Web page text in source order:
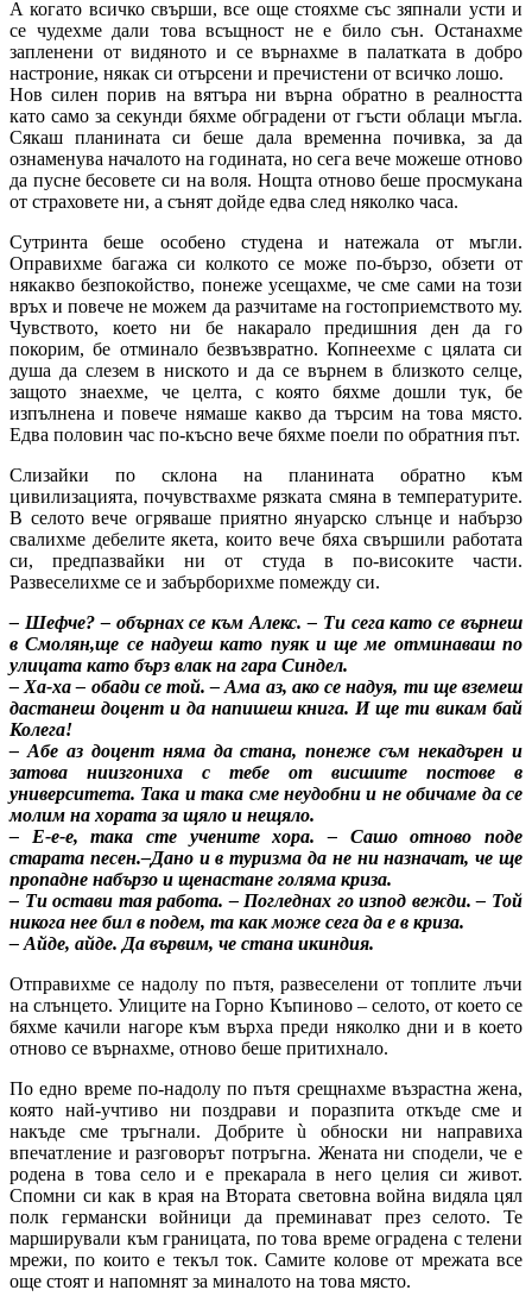
А когато всичко свърши, все още стояхме със зяпнали усти и
се чудехме дали това всъщност не е било сън. Останахме
запленени от видяното и се върнахме в палатката в добро
настроние, някак си отърсени и пречистени от всичко лошо.
Нов силен порив на вятъра ни върна обратно в реалността
като само за секунди бяхме обградени от гъсти облаци мъгла.
Сякаш планината си беше дала временна почивка, за да
ознаменува началото на годината, но сега вече можеше отново
да пусне бесовете си на воля. Нощта отново беше просмукана
от страховете ни, а сънят дойде едва след няколко часа.
Сутринта беше особено студена и натежала от мъгли.
Оправихме багажа си колкото се може по-бързо, обзети от
някакво безпокойство, понеже усещахме, че сме сами на този
връх и повече не можем да разчитаме на гостоприемството му.
Чувството, което ни бе накарало предишния ден да го
покорим, бе отминало безвъзвратно. Копнеехме с цялата си
душа да слезем в ниското и да се върнем в близкото селце,
защото знаехме, че целта, с която бяхме дошли тук, бе
изпълнена и повече нямаше какво да търсим на това място.
Едва половин час по-късно вече бяхме поели по обратния път.
Слизайки по склона на планината обратно към
цивилизацията, почувствахме рязката смяна в температурите.
В селото вече огряваше приятно януарско слънце и набързо
свалихме дебелите якета, които вече бяха свършили работата
си, предпазвайки ни от студа в по-високите части.
Развеселихме се и забърборихме помежду си.
– Шефче? – обърнах се към Алекс. – Ти сега като се върнеш
в Смолян,ще се надуеш като пуяк и ще ме отминаваш по
улицата като бърз влак на гара Синдел.
– Ха-ха – обади се той. – Ама аз, ако се надуя, ти ще вземеш
дастанеш доцент и да напишеш книга. И ще ти викам бай
Колега!
– Абе аз доцент няма да стана, понеже съм некадърен и
затова ниизгониха с тебе от висшите постове в
университета. Така и така сме неудобни и не обичаме да се
молим на хората за щяло и нещяло.
– Е-е-е, така сте учените хора. – Сашо отново поде
старата песен.–Дано и в туризма да не ни назначат, че ще
пропадне набързо и щенастане голяма криза.
– Ти остави тая работа. – Погледнах го изпод вежди. – Той
никога нее бил в подем, та как може сега да е в криза.
– Айде, айде. Да вървим, че стана икиндия.
Отправихме се надолу по пътя, развеселени от топлите лъчи
на слънцето. Улиците на Горно Къпиново – селото, от което се
бяхме качили нагоре към върха преди няколко дни и в което
отново се върнахме, отново беше притихнало.
По едно време по-надолу по пътя срещнахме възрастна жена,
която най-учтиво ни поздрави и поразпита откъде сме и
накъде сме тръгнали. Добрите ù обноски ни направиха
впечатление и разговорът потръгна. Жената ни сподели, че е
родена в това село и е прекарала в него целия си живот.
Спомни си как в края на Втората световна война видяла цял
полк германски войници да преминават през селото. Те
марширували към границата, по това време оградена с телени
мрежи, по които е текъл ток. Самите колове от мрежата все
още стоят и напомнят за миналото на това място.